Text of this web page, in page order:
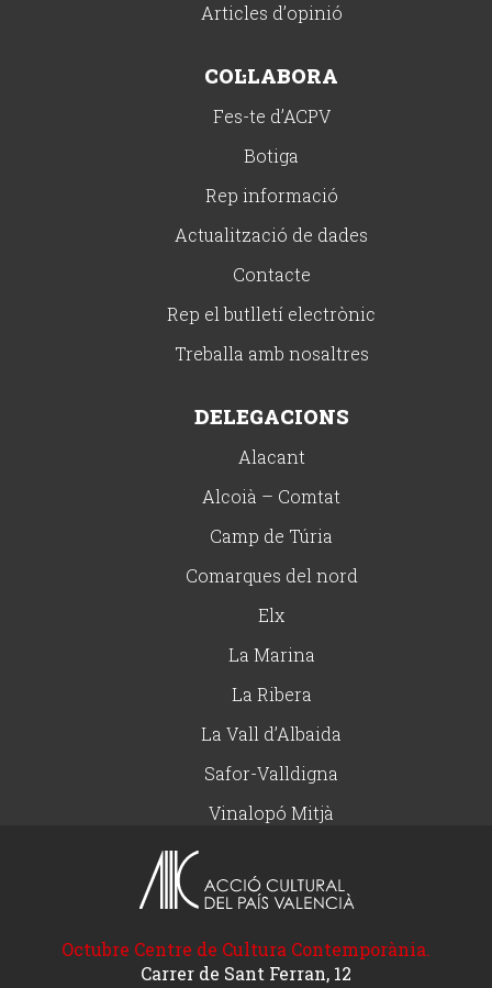
Articles d’opinió
COL·LABORA
Fes-te d’ACPV
Botiga
Rep informació
Actualització de dades
Contacte
Rep el butlletí electrònic
Treballa amb nosaltres
DELEGACIONS
Alacant
Alcoià – Comtat
Camp de Túria
Comarques del nord
Elx
La Marina
La Ribera
La Vall d’Albaida
Safor-Valldigna
Vinalopó Mitjà
Octubre Centre de Cultura Contemporània.
Carrer de Sant Ferran, 12